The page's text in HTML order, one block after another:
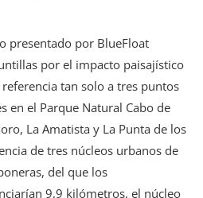
presentado por BlueFloat
por el impacto paisajístico
tan solo a tres puntos
en el Parque Natural Cabo de
La Amatista y La Punta de los
de tres núcleos urbanos de
del que los
9,9 kilómetros, el núcleo